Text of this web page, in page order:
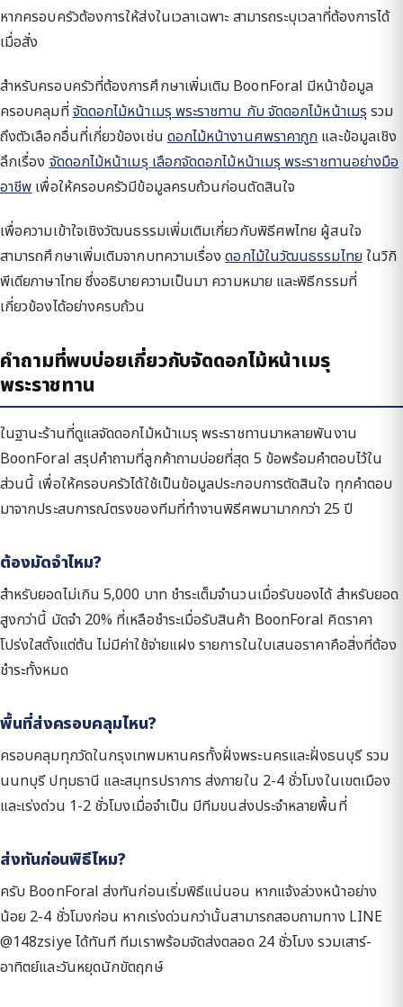
หากครอบครัวต้องการให้ส่งในเวลาเฉพาะ สามารถระบุเวลาที่ต้องการได้
เมื่อสั่ง
สำหรับครอบครัวที่ต้องการศึกษาเพิ่มเติม BoonForal มีหน้าข้อมูล
ครอบคลุมที่จัดดอกไม้หน้าเมรุ พระราชทาน กับ จัดดอกไม้หน้าเมรุ รวม
ถึงตัวเลือกอื่นที่เกี่ยวข้องเช่นดอกไม้หน้างานศพราคาถูกและข้อมูลเชิง
ลึกเรื่องจัดดอกไม้หน้าเมรุ เลือกจัดดอกไม้หน้าเมรุ พระราชทานอย่างมือ
อาชีพเพื่อให้ครอบครัวมีข้อมูลครบถ้วนก่อนตัดสินใจ
เพื่อความเข้าใจเชิงวัฒนธรรมเพิ่มเติมเกี่ยวกับพิธีศพไทย ผู้สนใจ
สามารถศึกษาเพิ่มเติมจากบทความเรื่องดอกไม้ในวัฒนธรรมไทยในวิกิ
พีเดียภาษาไทย ซึ่งอธิบายความเป็นมา ความหมาย และพิธีกรรมที่
เกี่ยวข้องได้อย่างครบถ้วน
คำถามที่พบบ่อยเกี่ยวกับจัดดอกไม้หน้าเมรุ
พระราชทาน
ในฐานะร้านที่ดูแลจัดดอกไม้หน้าเมรุ พระราชทานมาหลายพันงาน
BoonForal สรุปคำถามที่ลูกค้าถามบ่อยที่สุด 5 ข้อพร้อมคำตอบไว้ใน
ส่วนนี้ เพื่อให้ครอบครัวได้ใช้เป็นข้อมูลประกอบการตัดสินใจ ทุกคำตอบ
มาจากประสบการณ์ตรงของทีมที่ทำงานพิธีศพมามากกว่า 25 ปี
ต้องมัดจำไหม?
สำหรับยอดไม่เกิน 5,000 บาท ชำระเต็มจำนวนเมื่อรับของได้ สำหรับยอด
สูงกว่านี้ มัดจำ 20% ที่เหลือชำระเมื่อรับสินค้า BoonForal คิดราคา
โปร่งใสตั้งแต่ต้น ไม่มีค่าใช้จ่ายแฝง รายการในใบเสนอราคาคือสิ่งที่ต้อง
ชำระทั้งหมด
พื้นที่ส่งครอบคลุมไหน?
ครอบคลุมทุกวัดในกรุงเทพมหานครทั้งฝั่งพระนครและฝั่งธนบุรี รวม
นนทบุรี ปทุมธานี และสมุทรปราการ ส่งภายใน 2-4 ชั่วโมงในเขตเมือง
และเร่งด่วน 1-2 ชั่วโมงเมื่อจำเป็น มีทีมขนส่งประจำหลายพื้นที่
ส่งทันก่อนพิธีไหม?
ครับ BoonForal ส่งทันก่อนเริ่มพิธีแน่นอน หากแจ้งล่วงหน้าอย่าง
น้อย 2-4 ชั่วโมงก่อน หากเร่งด่วนกว่านั้นสามารถสอบถามทาง LINE
@148zsiye ได้ทันที ทีมเราพร้อมจัดส่งตลอด 24 ชั่วโมง รวมเสาร์-
อาทิตย์และวันหยุดนักขัตฤกษ์